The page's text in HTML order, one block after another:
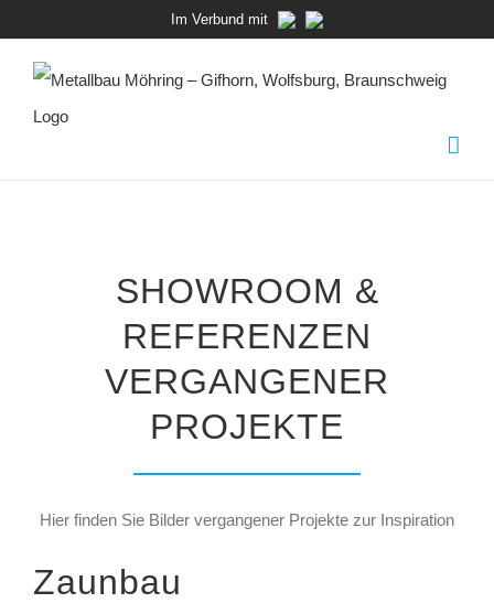
springen
Im Verbund mit
SHOWROOM &
REFERENZEN
VERGANGENER
PROJEKTE
Hier finden Sie Bilder vergangener Projekte zur Inspiration
Zaunbau